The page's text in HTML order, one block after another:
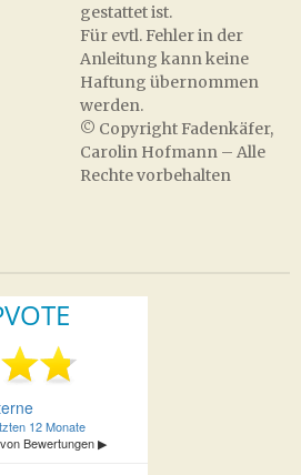
gestattet ist.
Für evtl. Fehler in der
Anleitung kann keine
Haftung übernommen
werden.
© Copyright Fadenkäfer,
Carolin Hofmann – Alle
Rechte vorbehalten